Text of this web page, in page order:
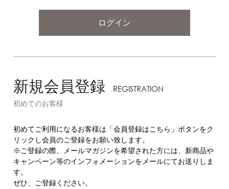
ログイン
新規会員登録 REGISTRATION
初めてのお客様
初めてご利用になるお客様は「会員登録はこちら」ボタンをク
リックし会員のご登録をお願い致します。
※ご登録の際、メールマガジンを希望された方には、新商品や
キャンペーン等のインフォメーションをメールにてお送りしま
す。
ぜひ、ご登録ください。